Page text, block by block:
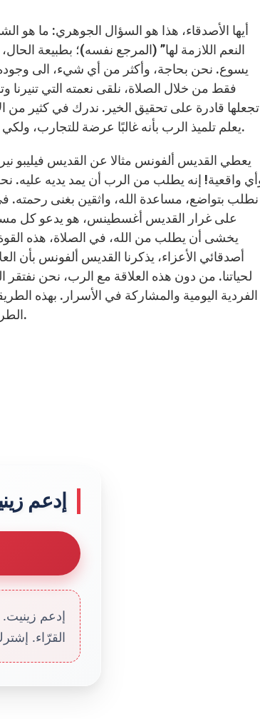
أيها الأصدقاء، هذا هو السؤال الجوهري: ما
النعم اللازمة لها” (المرجع نفسه)؛ بطبيعة
يسوع. نحن بحاجة، وأكثر من أي شيء، الى وجوده
فقط من خلال الصلاة، نلقى نعمته التي تنيرنا
تجعلها قادرة على تحقيق الخير. ندرك في كثير من
يعلم تلميذ الرب بأنه غالبًا عرضة للتجارب، ولكي يتغلب عليها، ليس عليه إلا أن يطلب المساعدة من الله بواسطة الصلاة.
يعطي القديس ألفونس مثالا عن القديس فيليبو
نطلب بتواضع، مساعدة الله، واثقين بغنى
يخشى أن يطلب من الله، في الصلاة، هذه القوة
لحياتنا. من دون هذه العلاقة مع الرب، نحن نفتقر
الفردية اليومية والمشاركة في الأسرار. بهذه
الطريق، ينيره ويجعله آمن وهادىء، حتى وسط الصعوبات والمخاطر. شكرًا.
إدعم
إدعم
القرّاء.